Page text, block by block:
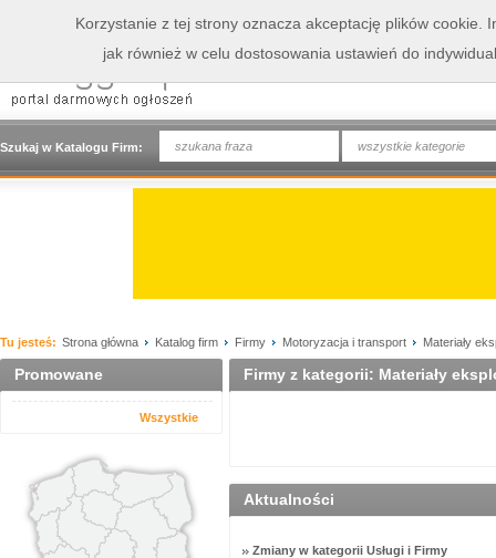
Szukaj w Katalogu Firm: wszystkie kategorie
Tu jesteś: Strona główna Katalog firm Firmy Motoryzacja i transport Materiały
Promowane
Wszystkie
Firmy z kategorii: Materiały
Aktualności
Zmiany w kategorii Usługi i Firmy
Korzystanie z tej strony oznacza akceptację plików cookie.
jak również w celu dostosowania ustawień do